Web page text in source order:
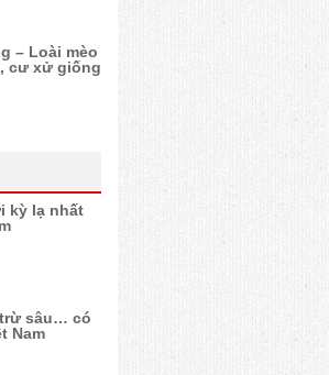
– Loài mèo
cư xử giống
kỳ lạ nhất
sâu… có
Nam